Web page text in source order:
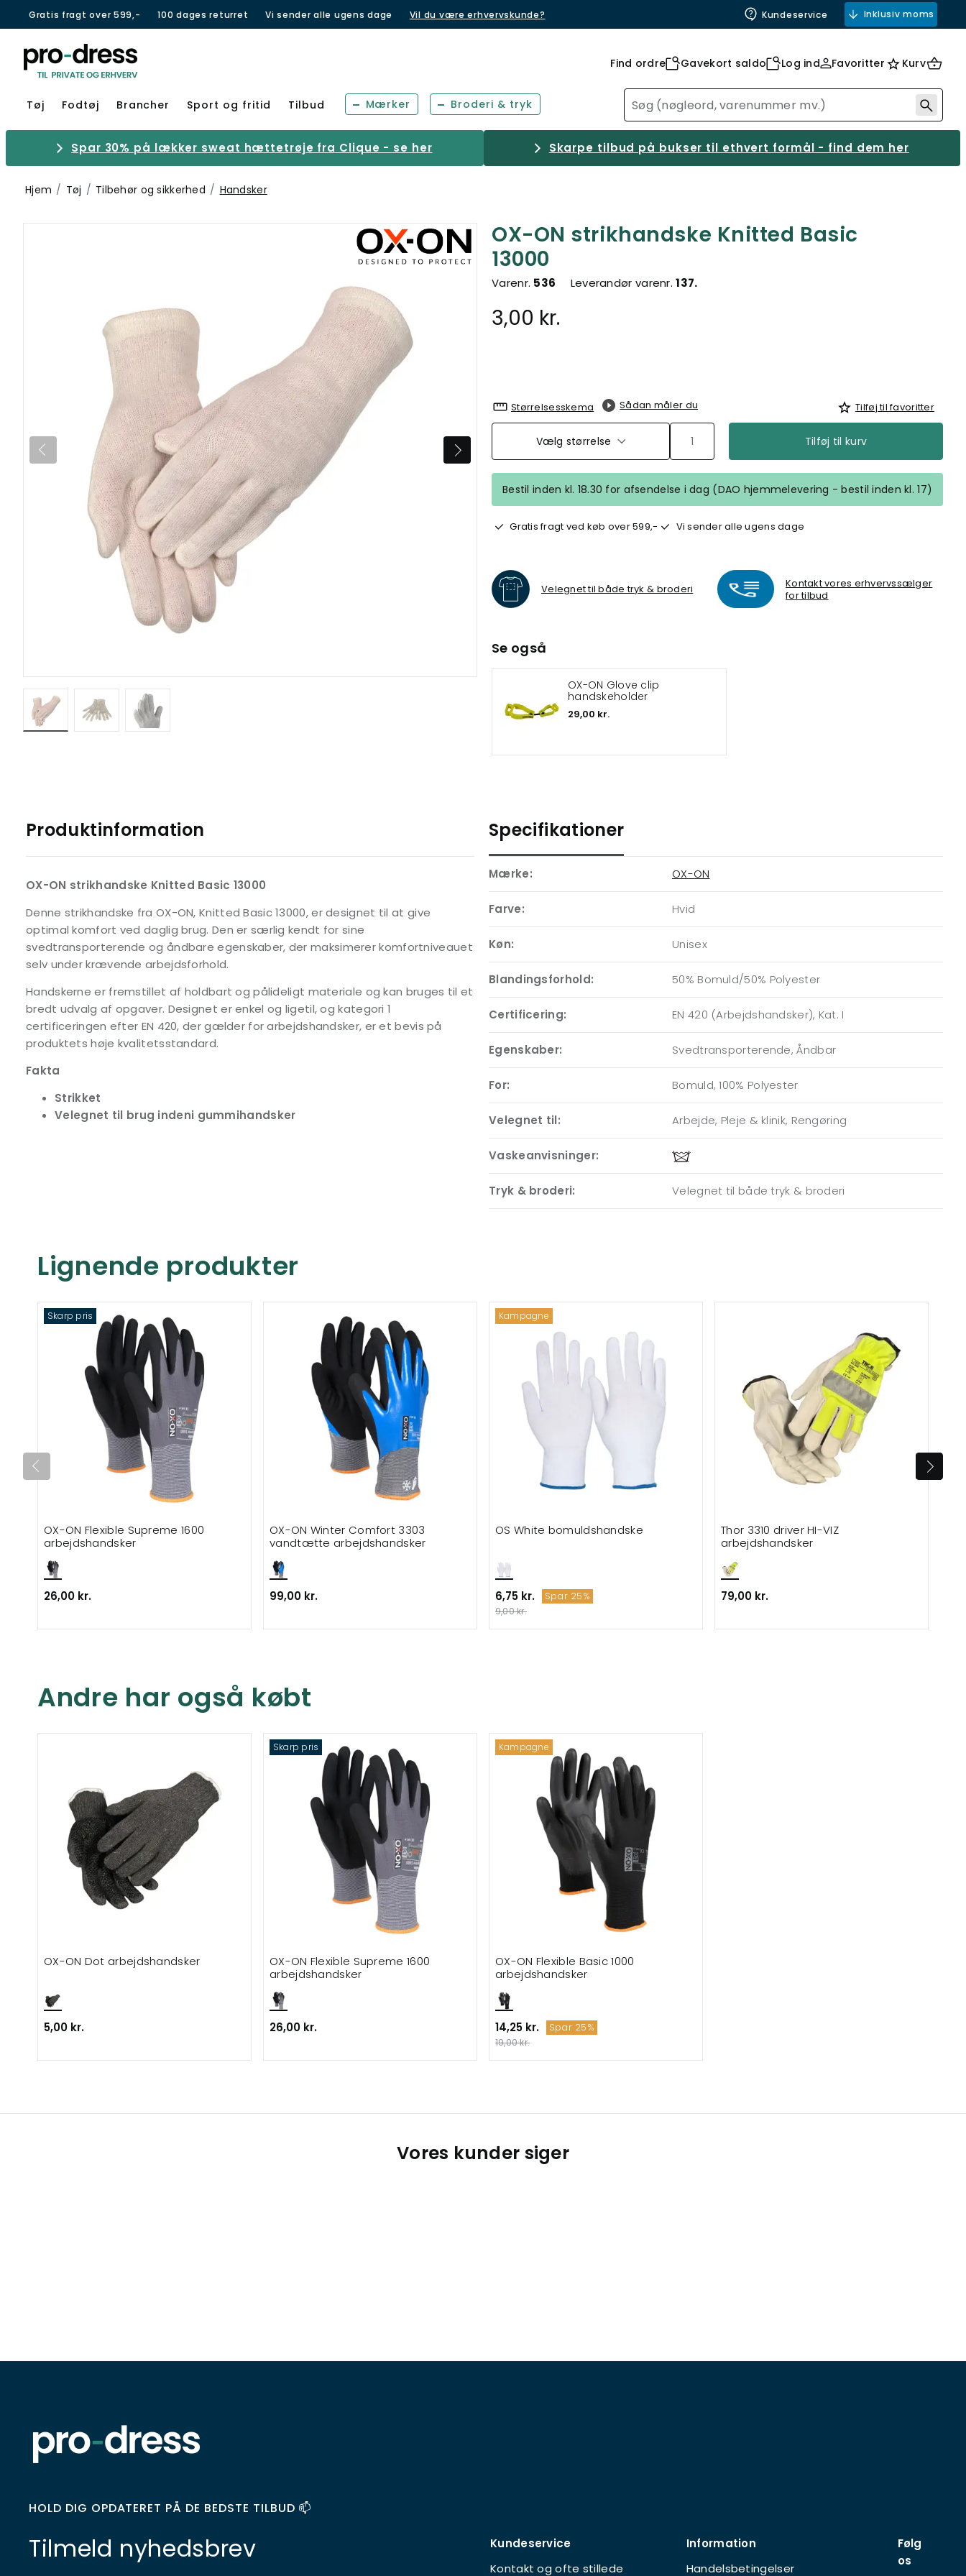
Gratis fragt over 599,- 100 dages returret Vi sender alle ugens dage Vil du være erhvervskunde? Kundeservice Inklusiv moms
Find ordre Gavekort saldo Log ind Favoritter Kurv
Tøj Fodtøj Brancher Sport og fritid Tilbud Mærker Broderi & tryk
Spar 30% på lækker sweat hættetrøje fra Clique - se her Skarpe tilbud på bukser til ethvert formål - find dem her
Hjem Tøj Tilbehør og sikkerhed Handsker
OX-ON strikhandske Knitted Basic
13000
Varenr. 536 Leverandør varenr.137.
3,00 kr.
Størrelsesskema Sådan måler du Tilføj til favoritter
Vælg størrelse Tilføj til kurv
Bestil inden kl. 18.30 for afsendelse i dag (DAO hjemmelevering - bestil inden kl. 17)
Gratis fragt ved køb over 599,- Vi sender alle ugens dage
Velegnet til både tryk & broderi
Kontakt vores erhvervssælger
for tilbud
Se også
OX-ON Glove clip
handskeholder
29,00 kr.
Produktinformation
OX-ON strikhandske Knitted Basic 13000
Denne strikhandske fra OX-ON, Knitted Basic 13000, er designet til at give
optimal komfort ved daglig brug. Den er særlig kendt for sine
svedtransporterende og åndbare egenskaber, der maksimerer komfortniveauet
selv under krævende arbejdsforhold.
Handskerne er fremstillet af holdbart og pålideligt materiale og kan bruges til et
bredt udvalg af opgaver. Designet er enkel og ligetil, og kategori 1
certificeringen efter EN 420, der gælder for arbejdshandsker, er et bevis på
produktets høje kvalitetsstandard.
Fakta
Strikket
Velegnet til brug indeni gummihandsker
Specifikationer
Mærke: OX-ON
Farve: Hvid
Køn: Unisex
Blandingsforhold: 50% Bomuld/50% Polyester
Certificering: EN 420 (Arbejdshandsker), Kat. I
Egenskaber: Svedtransporterende, Åndbar
For: Bomuld, 100% Polyester
Velegnet til: Arbejde, Pleje & klinik, Rengøring
Vaskeanvisninger:
Tryk & broderi: Velegnet til både tryk & broderi
Lignende produkter
Skarp pris
OX-ON Flexible Supreme 1600
arbejdshandsker
26,00 kr.
OX-ON Winter Comfort 3303
vandtætte arbejdshandsker
99,00 kr.
Kampagne
OS White bomuldshandske
6,75 kr. Spar 25%
9,00 kr.
Thor 3310 driver HI-VIZ
arbejdshandsker
79,00 kr.
Andre har også købt
OX-ON Dot arbejdshandsker
5,00 kr.
Skarp pris
OX-ON Flexible Supreme 1600
arbejdshandsker
26,00 kr.
Kampagne
OX-ON Flexible Basic 1000
arbejdshandsker
14,25 kr. Spar 25%
19,00 kr.
Vores kunder siger
HOLD DIG OPDATERET PÅ DE BEDSTE TILBUD 📫
Tilmeld nyhedsbrev
Kundeservice
Kontakt og ofte stillede
Information
Handelsbetingelser
Følg
os